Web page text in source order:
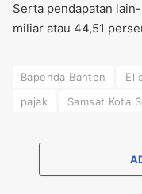
Serta pendapatan
miliar atau 44,51
Bapenda Banten
pajak
Samsat Kota